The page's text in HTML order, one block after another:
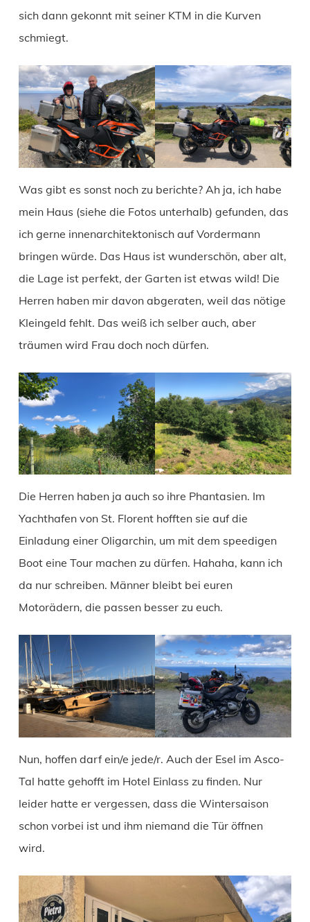
sich dann gekonnt mit seiner KTM in die Kurven
schmiegt.
Was gibt es sonst noch zu berichte? Ah ja, ich habe
mein Haus (siehe die Fotos unterhalb) gefunden, das
ich gerne innenarchitektonisch auf Vordermann
bringen würde. Das Haus ist wunderschön, aber alt,
die Lage ist perfekt, der Garten ist etwas wild! Die
Herren haben mir davon abgeraten, weil das nötige
Kleingeld fehlt. Das weiß ich selber auch, aber
träumen wird Frau doch noch dürfen.
Die Herren haben ja auch so ihre Phantasien. Im
Yachthafen von St. Florent hofften sie auf die
Einladung einer Oligarchin, um mit dem speedigen
Boot eine Tour machen zu dürfen. Hahaha, kann ich
da nur schreiben. Männer bleibt bei euren
Motorädern, die passen besser zu euch.
Nun, hoffen darf ein/e jede/r. Auch der Esel im Asco-
Tal hatte gehofft im Hotel Einlass zu finden. Nur
leider hatte er vergessen, dass die Wintersaison
schon vorbei ist und ihm niemand die Tür öffnen
wird.